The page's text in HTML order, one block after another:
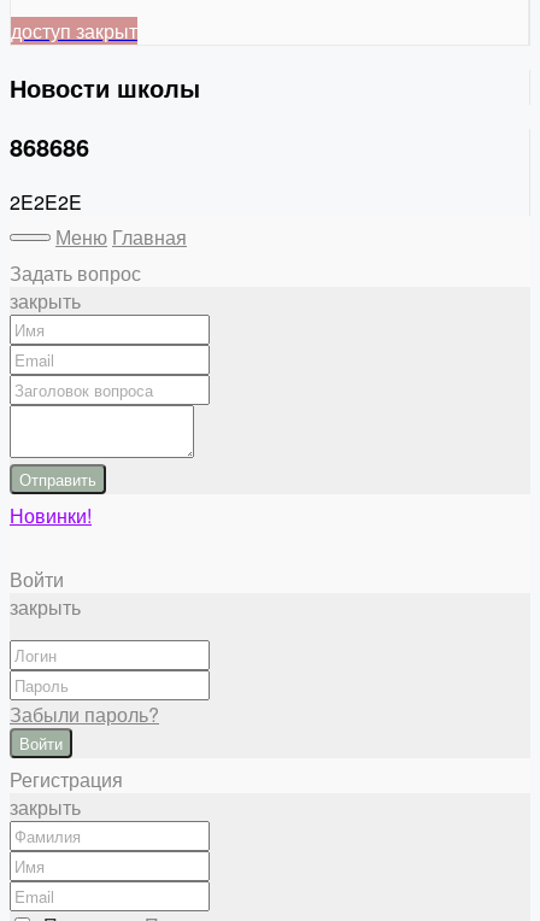
доступ закрыт
Новости школы
868686
2E2E2E
Меню Главная
Задать вопрос
закрыть
Отправить
Новинки!
Войти
закрыть
Забыли пароль?
Войти
Регистрация
закрыть